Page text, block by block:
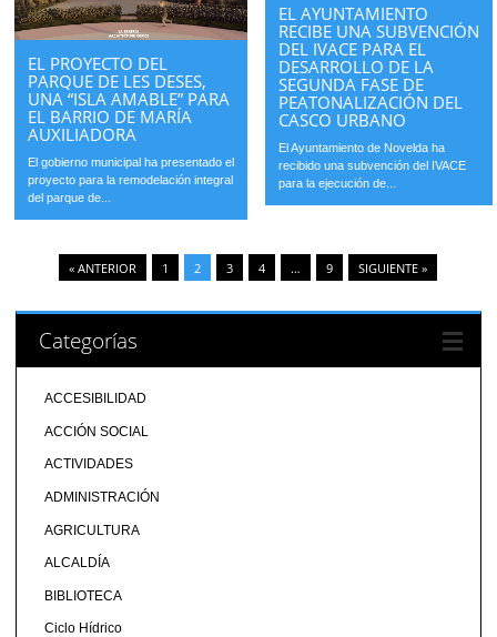
EL AYUNTAMIENTO
RECIBE UNA SUBVENCIÓN
DEL IVACE PARA EL
DESARROLLO DE LA
SEGUNDA FASE DE
PEATONALIZACIÓN DEL
CASCO URBANO
El Ayuntamiento de Novelda ha
recibido una subvención del IVACE
para la ejecución de...
EL PROYECTO DEL
PARQUE DE LES DESES,
UNA “ISLA AMABLE” PARA
EL BARRIO DE MARÍA
AUXILIADORA
El gobierno municipal ha presentado el
proyecto para la remodelación integral
del parque de...
« ANTERIOR 1 2 3 4 … 9 SIGUIENTE »
Categorías
ACCESIBILIDAD
ACCIÓN SOCIAL
ACTIVIDADES
ADMINISTRACIÓN
AGRICULTURA
ALCALDÍA
BIBLIOTECA
Ciclo Hídrico